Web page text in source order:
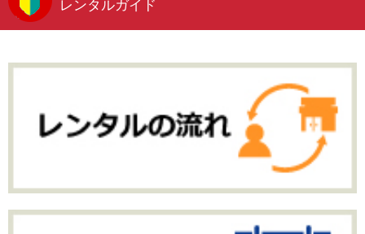
レンタルガイド